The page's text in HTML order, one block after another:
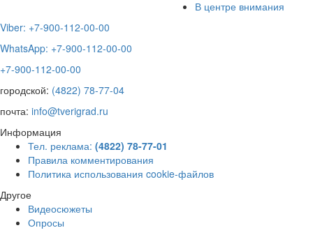
В центре внимания
Viber: +7-900-112-00-00
WhatsApp: +7-900-112-00-00
+7-900-112-00-00
городской: (4822) 78-77-04
почта: info@tverigrad.ru
Информация
Тел. реклама: (4822) 78-77-01
Правила комментирования
Политика использования cookie-файлов
Другое
Видеосюжеты
Опросы